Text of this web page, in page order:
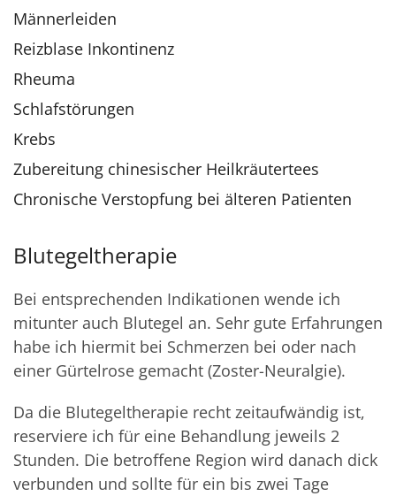
Männerleiden
Reizblase Inkontinenz
Rheuma
Schlafstörungen
Krebs
Zubereitung chinesischer Heilkräutertees
Chronische Verstopfung bei älteren Patienten
Blutegeltherapie
Bei entsprechenden Indikationen wende ich
mitunter auch Blutegel an. Sehr gute Erfahrungen
habe ich hiermit bei Schmerzen bei oder nach
einer Gürtelrose gemacht (Zoster-Neuralgie).
Da die Blutegeltherapie recht zeitaufwändig ist,
reserviere ich für eine Behandlung jeweils 2
Stunden. Die betroffene Region wird danach dick
verbunden und sollte für ein bis zwei Tage